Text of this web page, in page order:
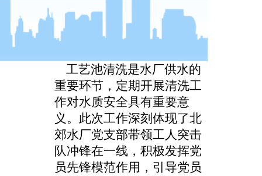
工艺池清洗是水厂供水的
重要环节，定期开展清洗工
作对水质安全具有重要意
义。此次工作深刻体现了北
郊水厂党支部带领工人突击
队冲锋在一线， 积极发挥党
员先锋模范作用，引导党员